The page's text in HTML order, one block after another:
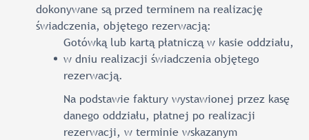
dokonywane są przed terminem na realizację
świadczenia, objętego rezerwacją:
Gotówką lub kartą płatniczą w kasie oddziału,
w dniu realizacji świadczenia objętego
rezerwacją.
Na podstawie faktury wystawionej przez kasę
danego oddziału, płatnej po realizacji
rezerwacji, w terminie wskazanym